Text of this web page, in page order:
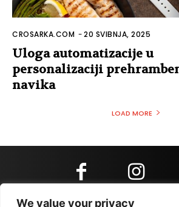
We value your privacy
CROSARKA.COM -20 SVIBNJA, 2025
Uloga automatizacije u
personalizaciji
navika
LOAD MORE